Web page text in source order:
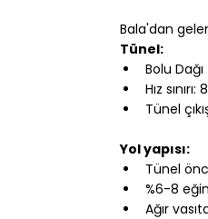
Bala'dan
Tünel:
Bolu
Hız
Tünel
Yol yapısı:
Tünel
%6-8
Ağır